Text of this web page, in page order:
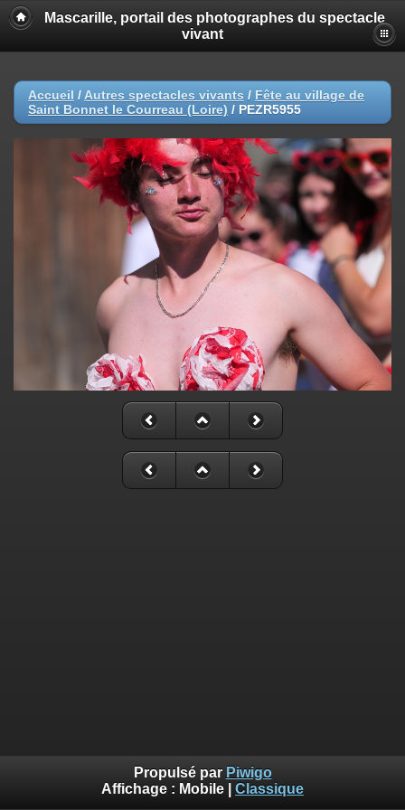
Mascarille, portail des photographes du spectacle
vivant
Accueil / Autres spectacles vivants / Fête au village de
Saint Bonnet le Courreau (Loire) / PEZR5955
Propulsé par Piwigo
Affichage : Mobile Classique